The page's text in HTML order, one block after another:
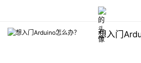
想入门